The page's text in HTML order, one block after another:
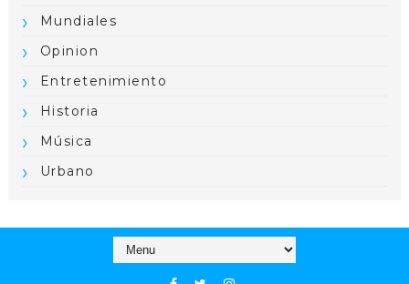
Mundiales
Opinion
Entretenimiento
Historia
Música
Urbano